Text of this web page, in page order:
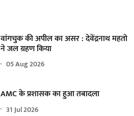
वांगचुक की अपील का असर : देवेंद्रनाथ महतो
ने जल ग्रहण किया
05 Aug 2026
AMC के प्रशासक का हुआ तबादला
31 Jul 2026